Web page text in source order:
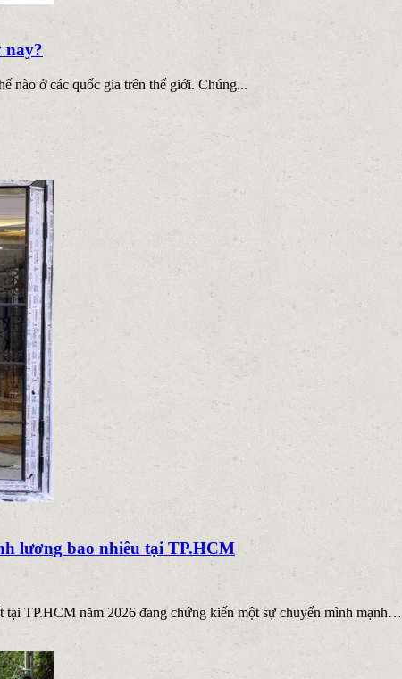
nay?
nào ở các quốc gia trên thế giới. Chúng...
lương bao nhiêu tại TP.HCM
TP.HCM năm 2026 đang chứng kiến một sự chuyển mình mạnh…